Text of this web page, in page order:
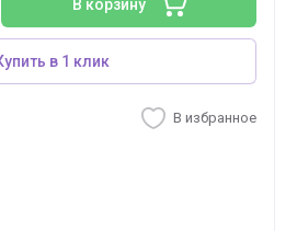
В корзину
в 1 клик
В избранное